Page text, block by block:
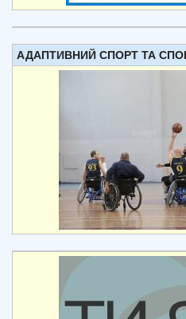
АДАПТИВНИЙ СПОРТ ТА